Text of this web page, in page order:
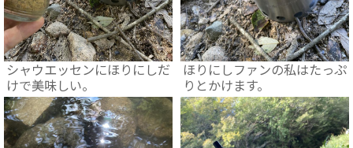
シャウエッセンにほりにしだ
けで美味しい。
ほりにしファンの私はたっぷ
りとかけます。